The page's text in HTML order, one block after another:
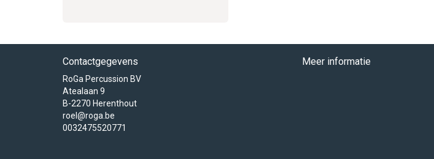
Contactgegevens
RoGa Percussion BV
Atealaan 9
B-2270 Herenthout
roel@roga.be
0032475520771
Meer informatie